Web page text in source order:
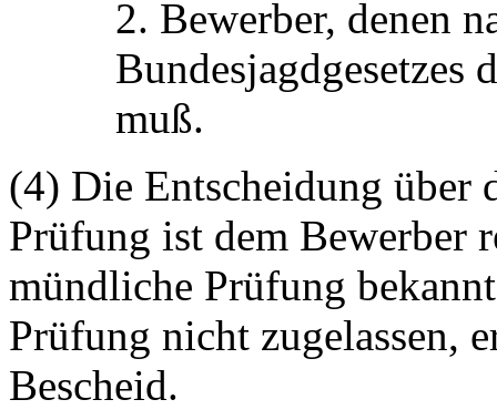
2. Bewerber, denen
Bundesjagdgesetzes
muß.
(4) Die Entscheidung über
Prüfung ist dem Bewerber
mündliche Prüfung
Prüfung nicht zugelassen,
Bescheid.